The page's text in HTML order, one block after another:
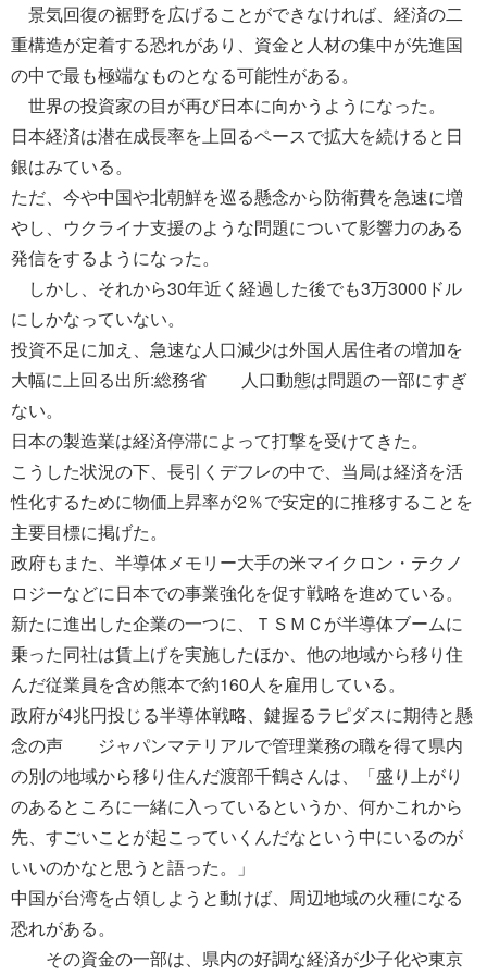
景気回復の裾野を広げることができなければ、経済の二
重構造が定着する恐れがあり、資金と人材の集中が先進国
の中で最も極端なものとなる可能性がある。
世界の投資家の目が再び日本に向かうようになった。
日本経済は潜在成長率を上回るペースで拡大を続けると日
銀はみている。
ただ、今や中国や北朝鮮を巡る懸念から防衛費を急速に増
やし、ウクライナ支援のような問題について影響力のある
発信をするようになった。
しかし、それから30年近く経過した後でも3万3000ドル
にしかなっていない。
投資不足に加え、急速な人口減少は外国人居住者の増加を
大幅に上回る出所:総務省 人口動態は問題の一部にすぎ
ない。
日本の製造業は経済停滞によって打撃を受けてきた。
こうした状況の下、長引くデフレの中で、当局は経済を活
性化するために物価上昇率が2％で安定的に推移することを
主要目標に掲げた。
政府もまた、半導体メモリー大手の米マイクロン・テクノ
ロジーなどに日本での事業強化を促す戦略を進めている。
新たに進出した企業の一つに、ＴＳＭＣが半導体ブームに
乗った同社は賃上げを実施したほか、他の地域から移り住
んだ従業員を含め熊本で約160人を雇用している。
政府が4兆円投じる半導体戦略、鍵握るラピダスに期待と懸
念の声 ジャパンマテリアルで管理業務の職を得て県内
の別の地域から移り住んだ渡部千鶴さんは、「盛り上がり
のあるところに一緒に入っているというか、何かこれから
先、すごいことが起こっていくんだなという中にいるのが
いいのかなと思うと語った。」
中国が台湾を占領しようと動けば、周辺地域の火種になる
恐れがある。
その資金の一部は、県内の好調な経済が少子化や東京